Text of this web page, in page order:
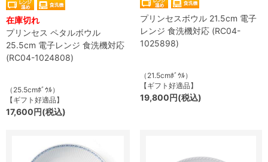
在庫切れ
プリンセス ペタルボウル
25.5cm 電子レンジ 食洗機対応
(RC04-1024808)
（25.5cmﾎﾞｳﾙ）
【ギフト好適品】
17,600円(税込)
プリンセスボウル 21.5cm 電子
レンジ 食洗機対応 (RC04-
1025898)
（21.5cmﾎﾞｳﾙ）
【ギフト好適品】
19,800円(税込)